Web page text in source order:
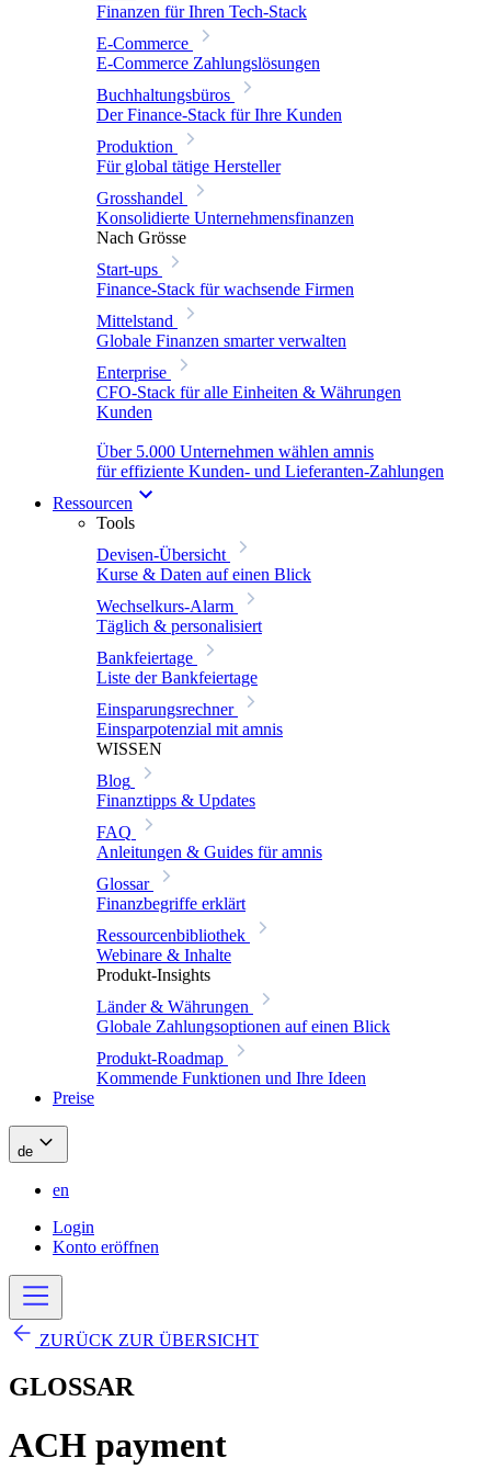
Finanzen für Ihren Tech-Stack
E-Commerce
E-Commerce Zahlungslösungen
Buchhaltungsbüros
Der Finance-Stack für Ihre Kunden
Produktion
Für global tätige Hersteller
Grosshandel
Konsolidierte Unternehmensfinanzen
Nach Grösse
Start-ups
Finance-Stack für wachsende Firmen
Mittelstand
Globale Finanzen smarter verwalten
Enterprise
CFO-Stack für alle Einheiten & Währungen
Kunden
Über 5.000 Unternehmen wählen amnis
für effiziente Kunden- und Lieferanten-Zahlungen
Ressourcen
Tools
Devisen-Übersicht
Kurse & Daten auf einen Blick
Wechselkurs-Alarm
Täglich & personalisiert
Bankfeiertage
Liste der Bankfeiertage
Einsparungsrechner
Einsparpotenzial mit amnis
WISSEN
Blog
Finanztipps & Updates
FAQ
Anleitungen & Guides für amnis
Glossar
Finanzbegriffe erklärt
Ressourcenbibliothek
Webinare & Inhalte
Produkt-Insights
Länder & Währungen
Globale Zahlungsoptionen auf einen Blick
Produkt-Roadmap
Kommende Funktionen und Ihre Ideen
Preise
de
en
Login
Konto eröffnen
ZURÜCK ZUR ÜBERSICHT
GLOSSAR
ACH payment